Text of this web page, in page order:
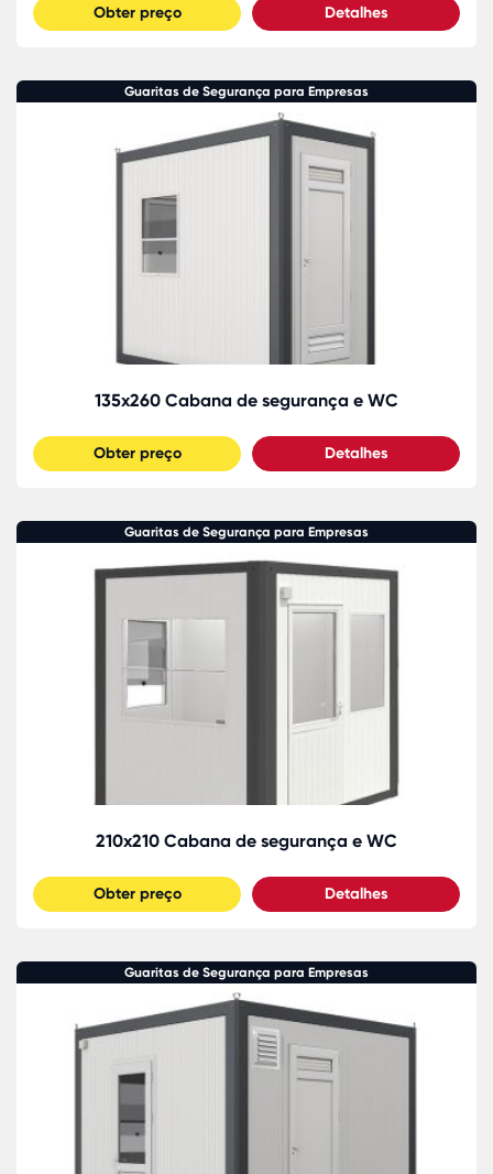
Obter preço Detalhes
Guaritas de Segurança para Empresas
135x260 Cabana de segurança e WC
Obter preço Detalhes
Guaritas de Segurança para Empresas
210x210 Cabana de segurança e WC
Obter preço Detalhes
Guaritas de Segurança para Empresas